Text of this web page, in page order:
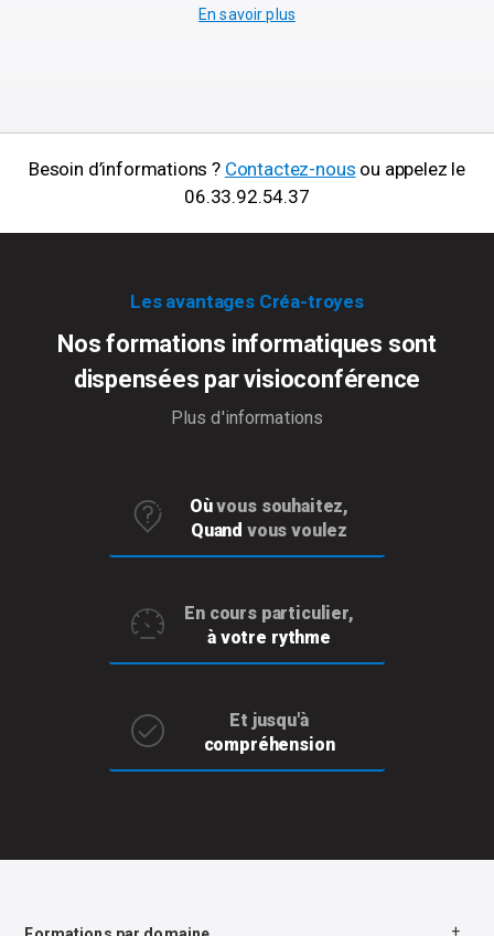
En savoir plus
Besoin d’informations ? Contactez-nous ou appelez le
06.33.92.54.37
Les avantages Créa-troyes
Nos formations informatiques sont
dispensées par visioconférence
Plus d'informations
Oùvous souhaitez,
Quand vous voulez
En cours particulier,
à votre rythme
Et jusqu'à
compréhension